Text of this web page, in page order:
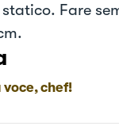
Fare
chef!